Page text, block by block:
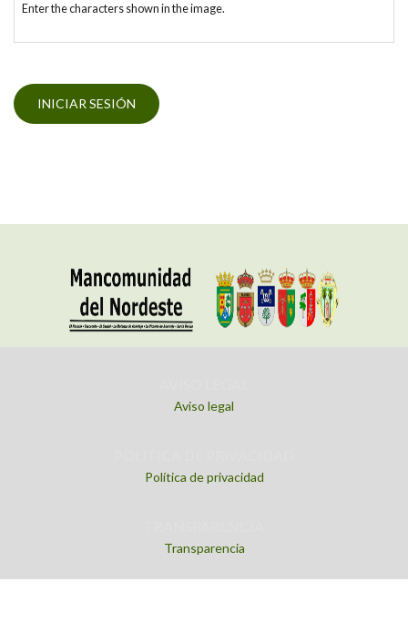
Enter the characters shown in the image.
Aviso legal
Política de privacidad
Transparencia